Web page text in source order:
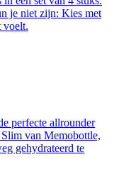
je niet zijn: Kies met
voelt.
perfecte allrounder
van Memobottle,
gehydrateerd te